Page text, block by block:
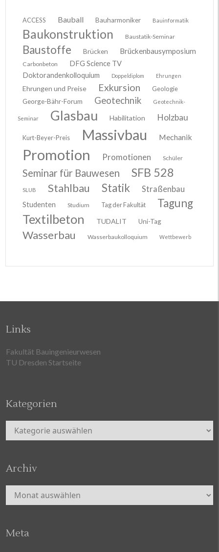
ACCESS Bauball Bauharmoniker Bauinformatik
Baukonstruktion Baustatik-Seminar
Baustoffe Brücken Brückenbausymposium
Carbonbeton
DFG Science TV
Doktorandenkolloquium
Doppeldiplom Ehrungen
Ehrungen und Preise Exkursion
Geologie
George-Bähr-Forum
Geotechnik Geotechnik-
Seminar Glasbau Habilitation Holzbau
Kurt-Beyer-Preis Massivbau Mechanik
Promotion Promotionen Schüler
Seminar für Bauwesen SFB 528
SLUB Stahlbau Statik Straßenbau
Studenten Studium Tag der Fakultät Tagung
Textilbeton TUDALIT Uni-Tag
Wasserbau Wasserbaukolloquium Wettbewerb
Links
Fakultät Bauingenieurwesen
TU Dresden Startseite
Kategorien
Kategorien
Archiv
Archiv
Meta